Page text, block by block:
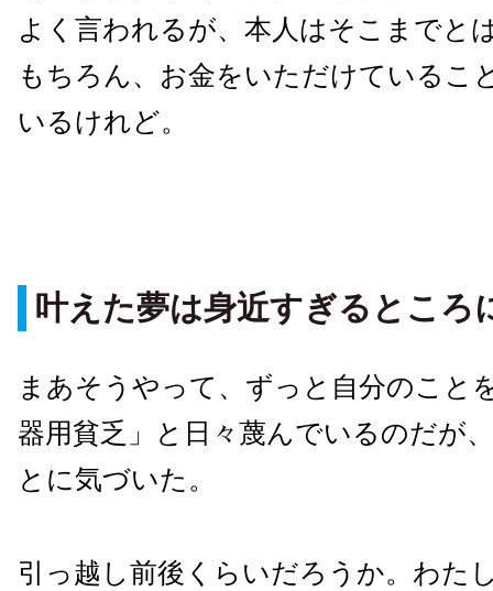
よく言われるが、本人はそこまでと
もちろん、お金をいただけているこ
いるけれど。
叶えた夢は身近すぎるところ
まあそうやって、ずっと自分のこと
器用貧乏」と日々蔑んでいるのだが
とに気づいた。
引っ越し前後くらいだろうか。わた